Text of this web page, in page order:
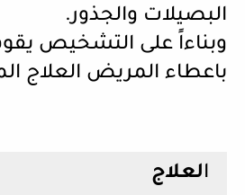
البصيلات والجذور.
وبناءاً على التشخيص
باعطاء المريض العلاج
العلاج